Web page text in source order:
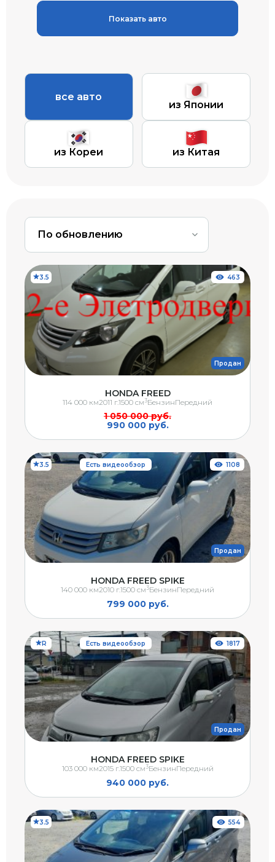
Показать авто
все авто
из Японии
из Кореи из Китая
По обновлению
3.5
Продан
463
HONDA FREED
1 050 000 руб.
990 000 руб.
114 000 км2011 г.1500 см3БензинПередний
3.5 Есть видеообзор
Продан
1108
HONDA FREED SPIKE
799 000 руб.
140 000 км2010 г.1500 см3БензинПередний
R Есть видеообзор
Продан
1817
HONDA FREED SPIKE
940 000 руб.
103 000 км2015 г.1500 см3БензинПередний
3.5 554